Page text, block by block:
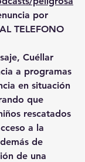
por
TELEFONO
Cuéllar
a programas
en situación
que
rescatados
a la
de
de una